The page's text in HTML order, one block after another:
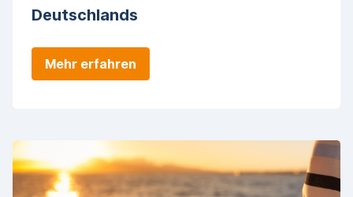
Deutschlands
Mehr erfahren